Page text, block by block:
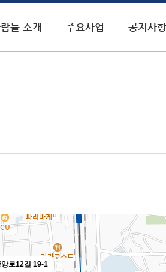
들 소개 주요사업 공지사항
로12길 19-1